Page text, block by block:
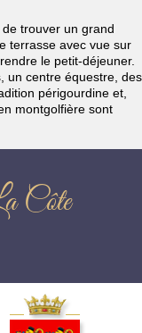
trouver un grand
terrasse avec vue sur
le petit-déjeuner.
un centre équestre, des
périgourdine et,
montgolfière sont
Côte